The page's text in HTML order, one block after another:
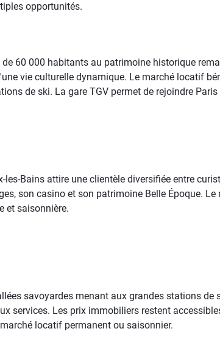
opportunités.
60 000 habitants au patrimoine historique
vie culturelle dynamique. Le marché locatif
de ski. La gare TGV permet de rejoindre
Bains attire une clientèle diversifiée entre
son casino et son patrimoine Belle Époque.
et saisonnière.
savoyardes menant aux grandes stations
services. Les prix immobiliers restent
locatif permanent ou saisonnier.